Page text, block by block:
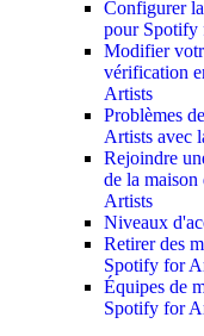
Configurer
pour Spotify
Modifier
vérification
Artists
Problèmes
Artists avec
Rejoindre
de la
Artists
Niveaux
Retirer des
Spotify for
Équipes de
Spotify for